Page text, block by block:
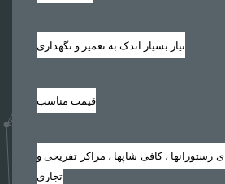
نیاز بسیار اندک به تعمیر و نگهداری
قیمت مناسب
رستورانها ، کافی شاپها ، مراکز تفریحی و
تجاری